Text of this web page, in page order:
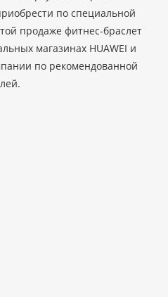
по специальной
продаже фитнес-браслет
магазинах HUAWEI и
по рекомендованной